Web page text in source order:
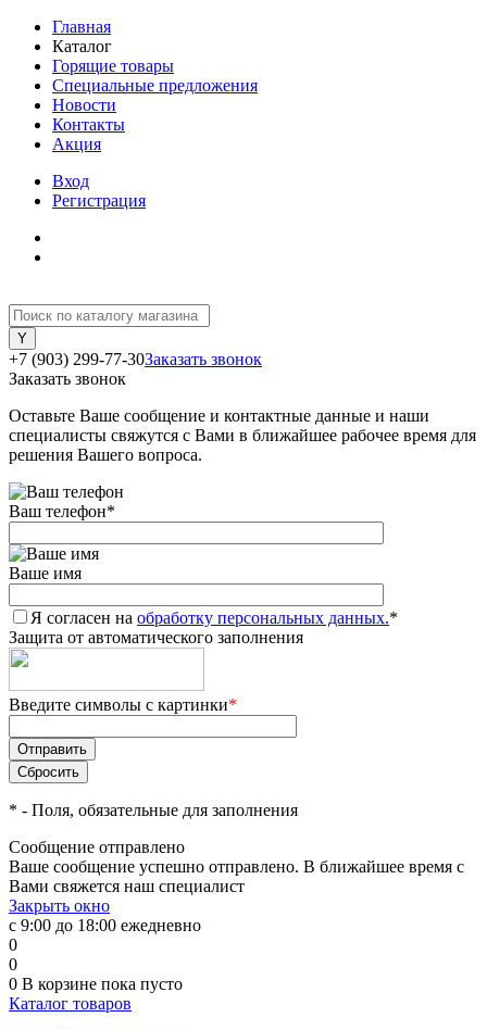
Главная
Каталог
Горящие товары
Специальные предложения
Новости
Контакты
Акция
Вход
Регистрация
+7 (903) 299-77-30Заказать звонок
Заказать звонок
Оставьте Ваше сообщение и контактные данные и наши
специалисты свяжутся с Вами в ближайшее рабочее время для
решения Вашего вопроса.
Ваш телефон*
Ваше имя
Я согласен на обработку персональных данных.*
Защита от автоматического заполнения
Введите символы с картинки*
* - Поля, обязательные для заполнения
Сообщение отправлено
Ваше сообщение успешно отправлено. В ближайшее время с
Вами свяжется наш специалист
Закрыть окно
с 9:00 до 18:00 ежедневно
0
0
0 В корзине пока пусто
Каталог товаров